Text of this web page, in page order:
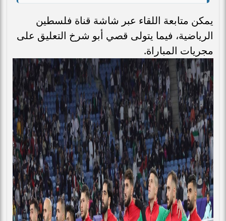
يمكن متابعة اللقاء عبر شاشة قناة فلسطين
الرياضية، فيما يتولى قصي أبو شرخ التعليق على
مجريات المباراة.